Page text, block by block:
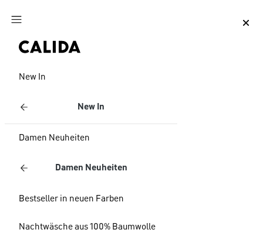
Zum Hauptinhalt springen
New In
New In
Damen Neuheiten
Damen Neuheiten
Bestseller in neuen Farben
Nachtwäsche aus 100% Baumwolle